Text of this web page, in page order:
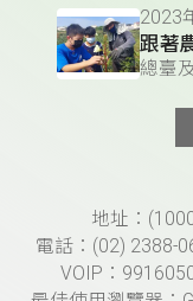
2023
跟著
總臺
頁尾資訊地址：
電話：(02) 2388-
VOIP：